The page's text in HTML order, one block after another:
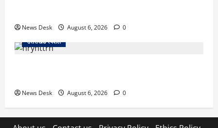
News Desk August 6, 2026
0
उत्तराखंड स्पेशल
News Desk August 6, 2026 0